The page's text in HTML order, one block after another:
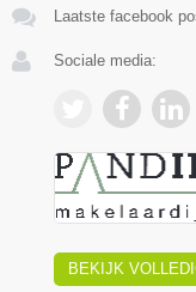
Laatste facebook
Sociale media:
BEKIJK